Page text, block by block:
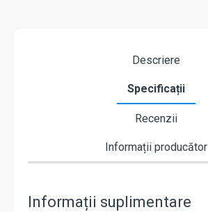
Descriere
Specificații
Recenzii
Informații producător
Informații suplimentare